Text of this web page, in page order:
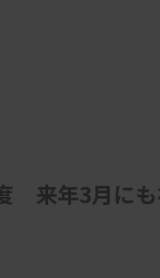
来年3月に